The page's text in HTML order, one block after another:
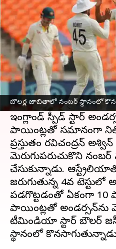
బౌలర్ల జాబితాలో నంబర్ స్థానంలో
రవిచంద్రన్ అశ్విన్
వ్రాసిన వారు Jayachandra Akuri Mar 15,
ఈ వార్తాకథనం ఏంటి
అంతర్జాతీయ టెస్టు బౌలింగ్
అంతర్జాతీయ కౌన్సిల్
టీమిండియా బౌలర్
ఇంగ్లాండ్ స్పీడ్ స్టార్
పాయింట్లతో సమానంగా
ప్రస్తుతం రవిచంద్రన్
మెరుగుపరుచుకొని
చేసుకున్నాడు.
జరుగుతున్న 4వ టెస్టులో
పడగొట్టడంతో ఏకంగా 10
పాయింట్లతో అండర్సన్‌ను
టీమిండియా స్టార్ బౌలర్